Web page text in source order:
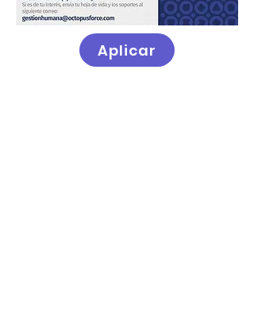
Aplicar